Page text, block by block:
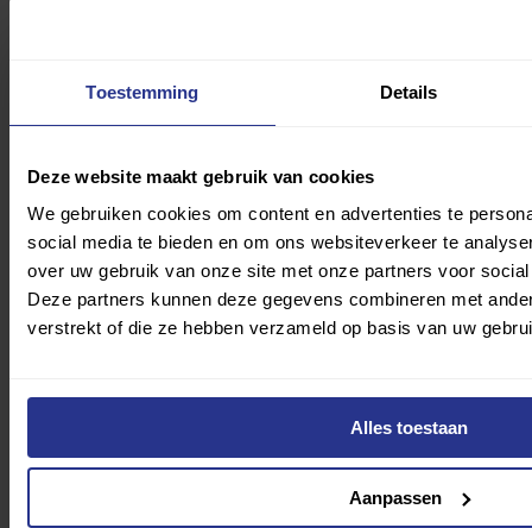
Toestemming Details
Deze website maakt gebruik van cookies
We gebruiken cookies om content en advertenties te
social media te bieden en om ons websiteverkeer te
over uw gebruik van onze site met onze partners voor
Deze partners kunnen deze gegevens combineren met
verstrekt of die ze hebben verzameld op basis van uw
Alles toestaan
Aanpassen
Lees meer